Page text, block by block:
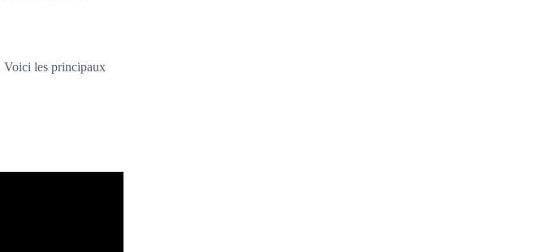
Voici les principaux